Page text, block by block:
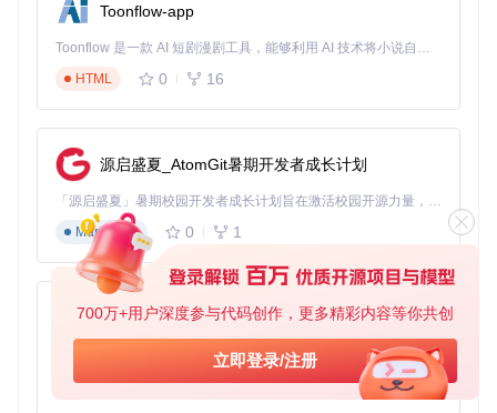
700万+用户深度参与代码创作，更多精彩内容等你共创
立即登录/注册
合理配置账户池大小
启用请求缓存机制
通过实施上述策略，企业可充分利用不同服务的独立配额，显
著提升整体系统可用性。AIClient-2-API为企业提供了一个稳
定、低成本且功能强大的Claude模型访问方案，适合个人开发
者与企业团队快速部署应用。
AIClient2API
Self-hosted multi-protocol AI API proxy for Antigravity, Codex, Grok, Kiro, OpenAI, Claude, and custom providers. Supports OpenAI-compatible API, Claude API, Gemini protocol conversion, GPT, Grok Build, Claude Opus, Gemini Pro, Kimi, MiniMax, provider pools, smart routing, and automatic failover.
项目地址：
https://gitcode.com/GitHub_Trending/ai/AIClient2API
Toonflow-app
Toonflow 是一款 AI 短剧漫剧工具，能够利用 AI 技术将小说自动转化为剧本，并结合 AI 生成的图片和视频，实现高效的短剧创作。借助 Toonflow，可以轻松完成从文字到影像的全流程，让短剧制作变得更加智能与便捷。
HTML
0 16
源启盛夏_AtomGit暑期开发者成长计划
「源启盛夏」暑期校园开发者成长计划旨在激活校园开源力量，通过积分激励、认证扶持、资源倾斜等形式，引导高校组织和开发者完成「入驻 — 建项目 — 做贡献 — 获认证 — 得资源」的完整闭环。无论你是想带领社团入驻平台的组织者，还是希望用代码贡献证明自己的开发者，都能在这里找到属于你的成长路径。
Markdown
0 1
AionUi
免费、本地、开源的 24/7 全天候 Cowork 应用，以及适用于 Gemini CLI、Claude Code、Codex、OpenCode、Qwen Code、Goose CLI、Auggie 等的 OpenClaw | 🌟 喜欢就点star吧
TypeScript
0 6